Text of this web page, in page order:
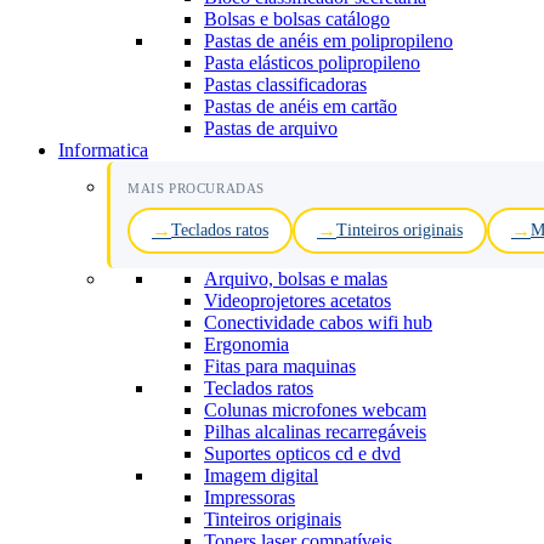
Bolsas e bolsas catálogo
Pastas de anéis em polipropileno
Pasta elásticos polipropileno
Pastas classificadoras
Pastas de anéis em cartão
Pastas de arquivo
Informatica
MAIS PROCURADAS
Teclados ratos Tinteiros originais
Arquivo, bolsas e malas
Videoprojetores acetatos
Conectividade cabos wifi hub
Ergonomia
Fitas para maquinas
Teclados ratos
Colunas microfones webcam
Pilhas alcalinas recarregáveis
Suportes opticos cd e dvd
Imagem digital
Impressoras
Tinteiros originais